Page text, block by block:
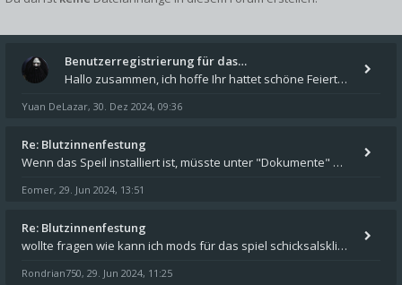
Benutzerregistrierung für das…
Hallo zusammen, ich hoffe Ihr hattet schöne Feiertage und kommt auch gut ins neue Jahr. Ich schreibe hier kurz zur Infor
Yuan DeLazar, 30. Dez 2024, 09:36
Re: Blutzinnenfestung
Wenn das Speil installiert ist, müsste unter "Dokumente" auf Deinem Rechner ein Verzeichnis "blade of destiny" sein. Dar
Eomer, 29. Jun 2024, 13:51
Re: Blutzinnenfestung
wollte fragen wie kann ich mods für das spiel schicksalsklinge in das spieleverzeichnis kopieren und in welches
Rondrian750, 29. Jun 2024, 11:25